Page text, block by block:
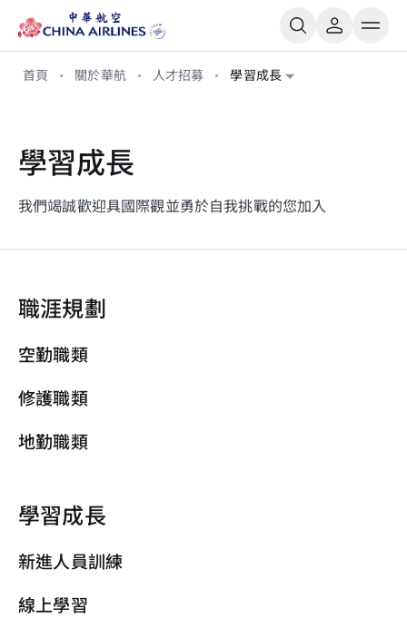
首頁 關於華航 人才招募 學習成長
學習成長
我們竭誠歡迎具國際觀並勇於自我挑戰的您加入
職涯規劃
空勤職類
修護職類
地勤職類
學習成長
新進人員訓練
線上學習